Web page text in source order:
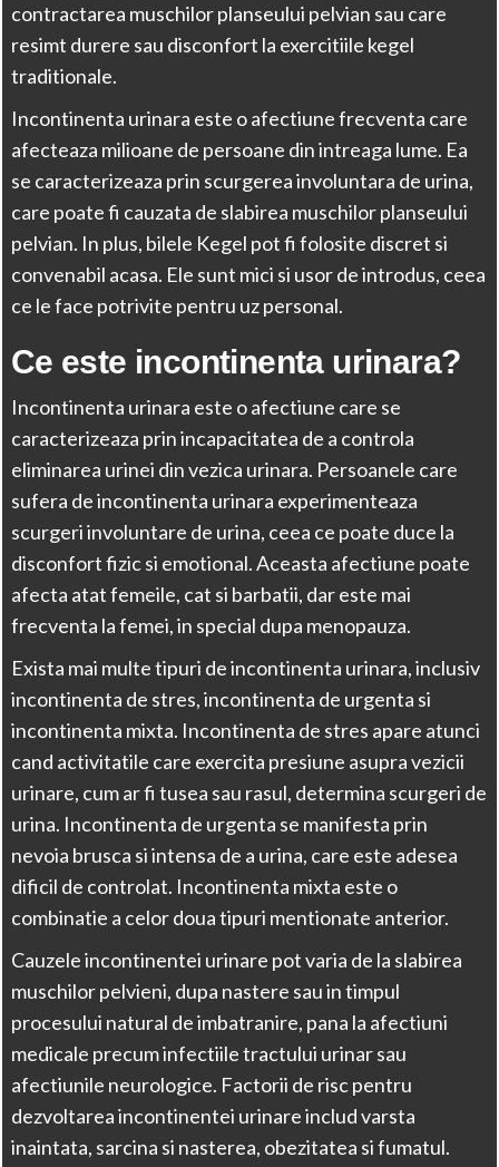
contractarea muschilor planseului pelvian sau care
resimt durere sau disconfort la exercitiile kegel
traditionale.
Incontinenta urinara este o afectiune frecventa care
afecteaza milioane de persoane din intreaga lume. Ea
se caracterizeaza prin scurgerea involuntara de urina,
care poate fi cauzata de slabirea muschilor planseului
pelvian. In plus, bilele Kegel pot fi folosite discret si
convenabil acasa. Ele sunt mici si usor de introdus, ceea
ce le face potrivite pentru uz personal.
Ce este incontinenta urinara?
Incontinenta urinara este o afectiune care se
caracterizeaza prin incapacitatea de a controla
eliminarea urinei din vezica urinara. Persoanele care
sufera de incontinenta urinara experimenteaza
scurgeri involuntare de urina, ceea ce poate duce la
disconfort fizic si emotional. Aceasta afectiune poate
afecta atat femeile, cat si barbatii, dar este mai
frecventa la femei, in special dupa menopauza.
Exista mai multe tipuri de incontinenta urinara, inclusiv
incontinenta de stres, incontinenta de urgenta si
incontinenta mixta. Incontinenta de stres apare atunci
cand activitatile care exercita presiune asupra vezicii
urinare, cum ar fi tusea sau rasul, determina scurgeri de
urina. Incontinenta de urgenta se manifesta prin
nevoia brusca si intensa de a urina, care este adesea
dificil de controlat. Incontinenta mixta este o
combinatie a celor doua tipuri mentionate anterior.
Cauzele incontinentei urinare pot varia de la slabirea
muschilor pelvieni, dupa nastere sau in timpul
procesului natural de imbatranire, pana la afectiuni
medicale precum infectiile tractului urinar sau
afectiunile neurologice. Factorii de risc pentru
dezvoltarea incontinentei urinare includ varsta
inaintata, sarcina si nasterea, obezitatea si fumatul.